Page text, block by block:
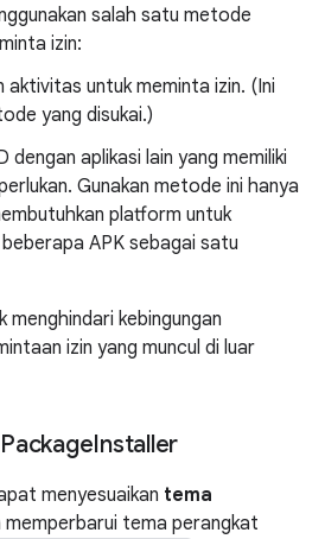
salah satu metode
izin:
aktivitas untuk meminta izin. (Ini
yang disukai.)
dengan aplikasi lain yang memiliki
Gunakan metode ini hanya
platform untuk
APK sebagai satu
menghindari kebingungan
izin yang muncul di luar
Installer
menyesuaikan tema
memperbarui tema perangkat